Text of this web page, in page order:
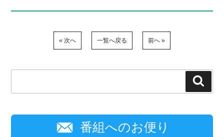
« 次へ 一覧へ戻る 前へ »
索
番組へのお便り